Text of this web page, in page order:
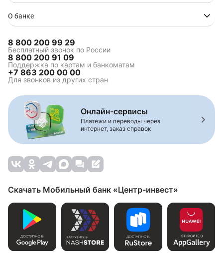
О банке
8 800 200 99 29
Бесплатный звонок по России
8 800 200 91 09
Поддержка по картам и банкоматам
+7 863 200 00 00
Для звонков из других стран
Онлайн-сервисы
Платежи и переводы через
интернет, заказ справок
Скачать Мобильный банк «Центр-инвест»